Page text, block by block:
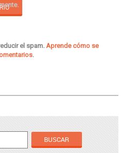
el spam. Aprende cómo se
.